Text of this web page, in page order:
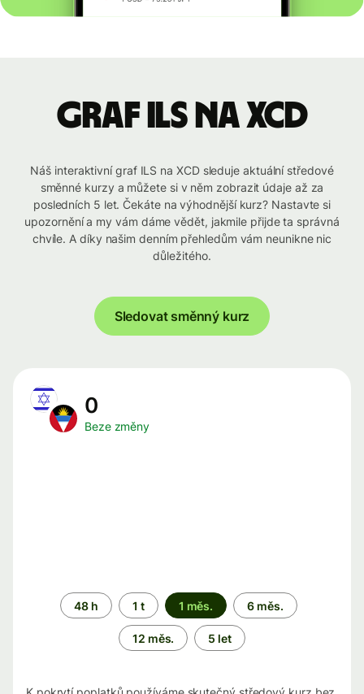
graf ILS na XCD
Náš interaktivní graf ILS na XCD sleduje aktuální středové
směnné kurzy a můžete si v něm zobrazit údaje až za
posledních 5 let. Čekáte na výhodnější kurz? Nastavte si
upozornění a my vám dáme vědět, jakmile přijde ta správná
chvíle. A díky našim denním přehledům vám neunikne nic
důležitého.
Sledovat směnný kurz
0
Beze změny
Časové
období
48 h 1 t 1 měs. 6 měs.
12 měs. 5 let